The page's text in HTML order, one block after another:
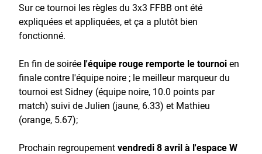
Sur ce tournoi les règles du 3x3 FFBB ont été
expliquées et appliquées, et ça a plutôt bien
fonctionné.
En fin de soirée l'équipe rouge remporte le tournoien
finale contre l'équipe noire ; le meilleur marqueur du
tournoi est Sidney (équipe noire, 10.0 points par
match) suivi de Julien (jaune, 6.33) et Mathieu
(orange, 5.67);
Prochain regroupementvendredi 8 avril à l'espace W